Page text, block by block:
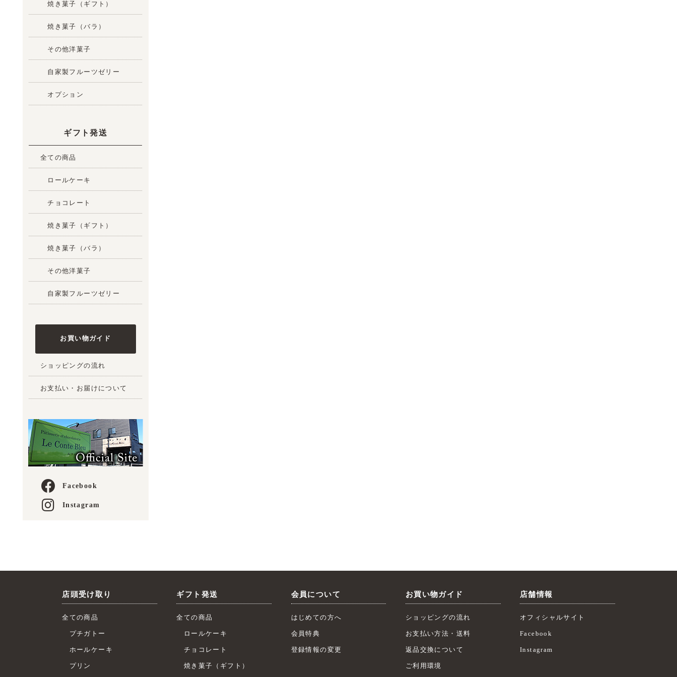
焼き菓子（ギフト）
焼き菓子（バラ）
その他洋菓子
自家製フルーツゼリー
オプション
ギフト発送
全ての商品
ロールケーキ
チョコレート
焼き菓子（ギフト）
焼き菓子（バラ）
その他洋菓子
自家製フルーツゼリー
お買い物ガイド
ショッピングの流れ
お支払い・お届けについて
Facebook
Instagram
店頭受け取り
全ての商品
プチガトー
ホールケーキ
プリン
ギフト発送
全ての商品
ロールケーキ
チョコレート
焼き菓子（ギフト）
会員について
はじめての方へ
会員特典
登録情報の変更
お買い物ガイド
ショッピングの流れ
お支払い方法・送料
返品交換について
ご利用環境
店舗情報
オフィシャルサイト
Facebook
Instagram